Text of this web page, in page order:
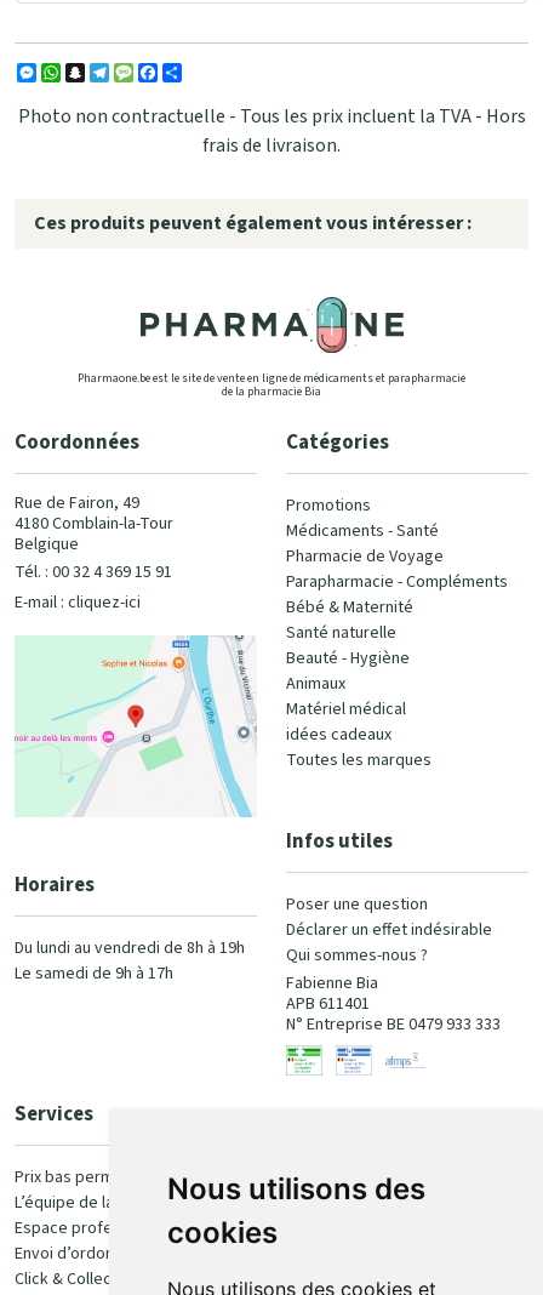
Nous utilisons des
cookies
Nous utilisons des cookies et
Messenger
WhatsApp
Snapchat
Telegram
MessageFacebook
Photo non contractuelle - Tous les prix incluent la TVA - Hors
frais de livraison.
Ces produits peuvent également vous intéresser :
Pharmaone.be est le site de vente en ligne de médicaments et parapharmacie
de la pharmacie Bia
Coordonnées
Rue de Fairon, 49
4180 Comblain-la-Tour
Belgique
Tél. : 00 32 4 369 15 91
E-mail : cliquez-ici
Horaires
Du lundi au vendredi de 8h à 19h
Le samedi de 9h à 17h
Catégories
Promotions
Médicaments - Santé
Pharmacie de Voyage
Parapharmacie - Compléments
Bébé & Maternité
Santé naturelle
Beauté - Hygiène
Animaux
Matériel médical
idées cadeaux
Toutes les marques
Infos utiles
Poser une question
Déclarer un effet indésirable
Qui sommes-nous ?
Fabienne Bia
APB 611401
N° Entreprise BE 0479 933 333
Services
Prix bas permanent
L’équipe de la pharmacie
Espace professionnel
Envoi d’ordonnance
Click & Collect
100% sécurisé